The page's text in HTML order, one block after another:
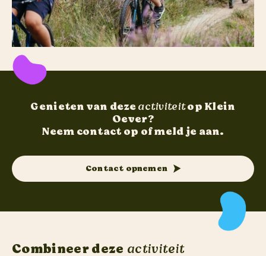
Genieten van dezeactiviteitop Klein
Oever?
Neem contact op of meld je aan.
Contact opnemen
Combineer deze activiteit